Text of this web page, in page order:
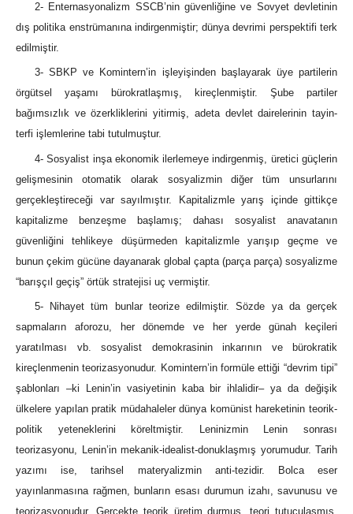
2- Enternasyonalizm SSCB’nin güvenliğine ve Sovyet devletinin
dış politika enstrümanına indirgenmiştir; dünya devrimi perspektifi terk
edilmiştir.
3- SBKP ve Komintern’in işleyişinden başlayarak üye partilerin
örgütsel yaşamı bürokratlaşmış, kireçlenmiştir. Şube partiler
bağımsızlık ve özerkliklerini yitirmiş, adeta devlet dairelerinin tayin-
terfi işlemlerine tabi tutulmuştur.
4- Sosyalist inşa ekonomik ilerlemeye indirgenmiş, üretici güçlerin
gelişmesinin otomatik olarak sosyalizmin diğer tüm unsurlarını
gerçekleştireceği var sayılmıştır. Kapitalizmle yarış içinde gittikçe
kapitalizme benzeşme başlamış; dahası sosyalist anavatanın
güvenliğini tehlikeye düşürmeden kapitalizmle yarışıp geçme ve
bunun çekim gücüne dayanarak global çapta (parça parça) sosyalizme
“barışçıl geçiş” örtük stratejisi uç vermiştir.
5- Nihayet tüm bunlar teorize edilmiştir. Sözde ya da gerçek
sapmaların aforozu, her dönemde ve her yerde günah keçileri
yaratılması vb. sosyalist demokrasinin inkarının ve bürokratik
kireçlenmenin teorizasyonudur. Komintern’in formüle ettiği “devrim tipi”
şablonları –ki Lenin’in vasiyetinin kaba bir ihlalidir– ya da değişik
ülkelere yapılan pratik müdahaleler dünya komünist hareketinin teorik-
politik yeteneklerini köreltmiştir. Leninizmin Lenin sonrası
teorizasyonu, Lenin’in mekanik-idealist-donuklaşmış yorumudur. Tarih
yazımı ise, tarihsel materyalizmin anti-tezidir. Bolca eser
yayınlanmasına rağmen, bunların esası durumun izahı, savunusu ve
teorizasyonudur. Gerçekte teorik üretim durmuş, teori tutuculaşmış,